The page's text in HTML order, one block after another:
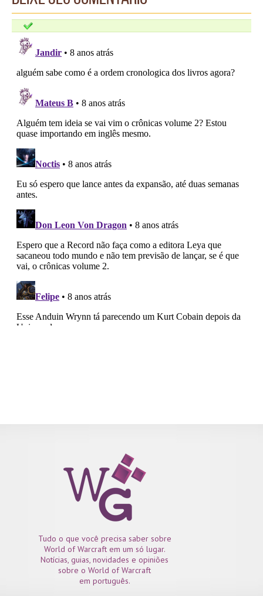
Tudo o que você precisa saber sobre
World of Warcraft em um só lugar.
Notícias, guias, novidades e opiniões
sobre o World of Warcraft
em português.